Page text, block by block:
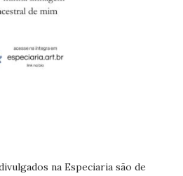
na Especiaria são de